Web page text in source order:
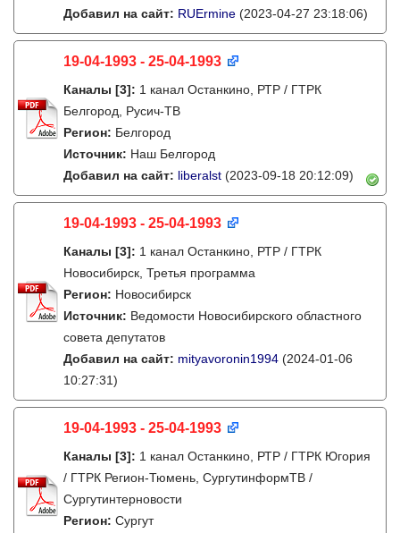
Добавил на сайт: RUErmine (2023-04-27 23:18:06)
19-04-1993 - 25-04-1993
Каналы [3]: 1 канал Останкино, РТР / ГТРК
Белгород, Русич-ТВ
Регион: Белгород
Источник: Наш Белгород
Добавил на сайт: liberalst (2023-09-18 20:12:09)
19-04-1993 - 25-04-1993
Каналы [3]: 1 канал Останкино, РТР / ГТРК
Новосибирск, Третья программа
Регион: Новосибирск
Источник: Ведомости Новосибирского областного
совета депутатов
Добавил на сайт: mityavoronin1994 (2024-01-06
10:27:31)
19-04-1993 - 25-04-1993
Каналы [3]: 1 канал Останкино, РТР / ГТРК Югория
/ ГТРК Регион-Тюмень, СургутинформТВ /
Сургутинтерновости
Регион: Сургут